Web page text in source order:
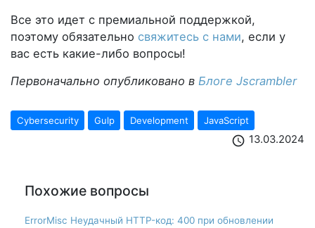
Все это идет с премиальной поддержкой,
поэтому обязательно свяжитесь с нами, если у
вас есть какие-либо вопросы!
Первоначально опубликовано в Блоге Jscrambler
Cybersecurity Gulp Development JavaScript
schedule 13.03.2024
Похожие вопросы
ErrorMisc Неудачный HTTP-код: 400 при обновлении